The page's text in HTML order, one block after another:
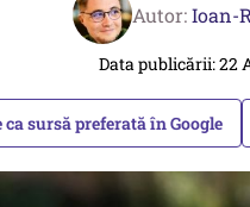
Autor:Ioan-
Data publicării: 22
sursă preferată în Google